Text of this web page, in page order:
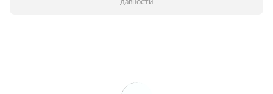
давности